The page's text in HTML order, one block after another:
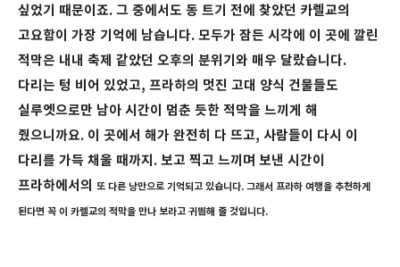
싶었기 때문이죠. 그 중에서도 동 트기 전에 찾았던 카렐교의
고요함이 가장 기억에 남습니다. 모두가 잠든 시각에 이 곳에 깔린
적막은 내내 축제 같았던 오후의 분위기와 매우 달랐습니다.
다리는 텅 비어 있었고, 프라하의 멋진 고대 양식 건물들도
실루엣으로만 남아 시간이 멈춘 듯한 적막을 느끼게 해
줬으니까요. 이 곳에서 해가 완전히 다 뜨고, 사람들이 다시 이
다리를 가득 채울 때까지. 보고 찍고 느끼며 보낸 시간이
프라하에서의 또 다른 낭만으로 기억되고 있습니다. 그래서 프라하 여행을 추천하게
된다면 꼭 이 카렐교의 적막을 만나 보라고 귀띔해 줄 것입니다.